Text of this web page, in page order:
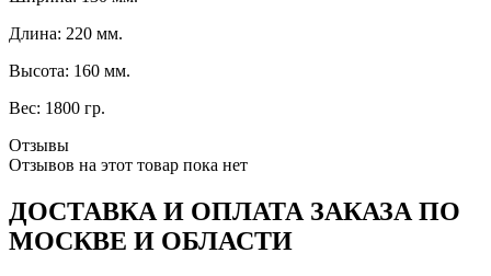
Длина: 220 мм.
Высота: 160 мм.
Вес: 1800 гр.
Отзывы
Отзывов на этот товар пока нет
ДОСТАВКА И ОПЛАТА ЗАКАЗА ПО
МОСКВЕ И ОБЛАСТИ